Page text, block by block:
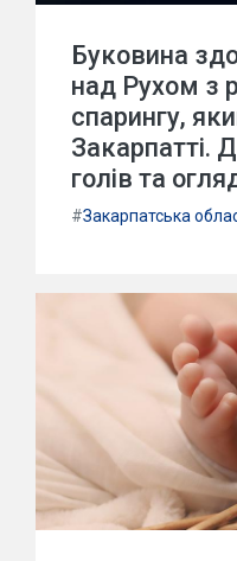
Буковина
над Рухом з
спарингу,
Закарпатті.
голів та
#Закарпатська